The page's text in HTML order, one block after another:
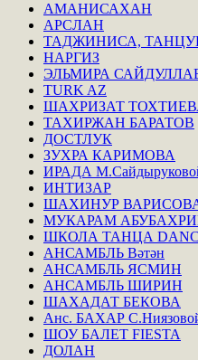
АМАНИСАХАН
АРСЛАН
ТАДЖИНИСА,
НАРГИЗ
ЭЛЬМИРА
TURK AZ
ШАХРИЗАТ
ТАХИРЖАН БАРАТОВ
ДОСТЛУК
ЗУХРА КАРИМОВА
ИРАДА
ИНТИЗАР
ШАХИНУР
МУКАРАМ
ШКОЛА ТАНЦА
АНСАМБЛЬ Вәтән
АНСАМБЛЬ ЯСМИН
АНСАМБЛЬ ШИРИН
ШАХАДАТ БЕКОВА
Анс. БАХАР
ШОУ БАЛЕТ FIESTA
ДОЛАН